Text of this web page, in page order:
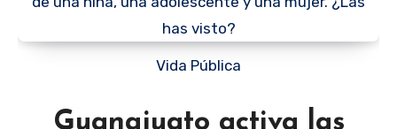
Vida Pública
Guanajuato activa las